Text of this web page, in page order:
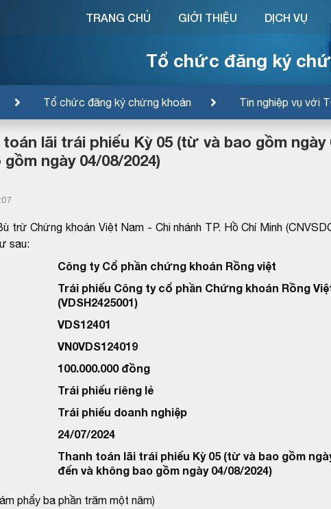
Tổ chức đăng ký
Tổ chức đăng ký chứng khoán Tin nghiệp vụ với
TRANG CHỦ GIỚI THIỆU DỊCH VỤ
toán lãi trái phiếu Kỳ 05 (từ và bao gồm ngày
ngày 04/08/2024)
trừ Chứng khoán Việt Nam - Chi nhánh TP. Hồ Chí Minh
sau:
Công ty Cổ phần chứng khoán Rồng việt
Trái phiếu Công ty cổ phần Chứng khoán Rồng
(VDSH2425001)
VDS12401
VN0VDS124019
100.000.000 đồng
Trái phiếu riêng lẻ
Trái phiếu doanh nghiệp
24/07/2024
Thanh toán lãi trái phiếu Kỳ 05 (từ và bao gồm
đến và không bao gồm ngày 04/08/2024)
phẩy ba phần trăm một năm)